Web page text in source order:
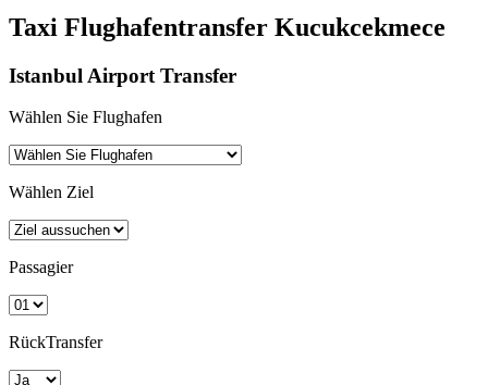
Taxi Flughafentransfer Kucukcekmece
Istanbul Airport Transfer
Wählen Sie Flughafen
Wählen Ziel
Passagier
RückTransfer